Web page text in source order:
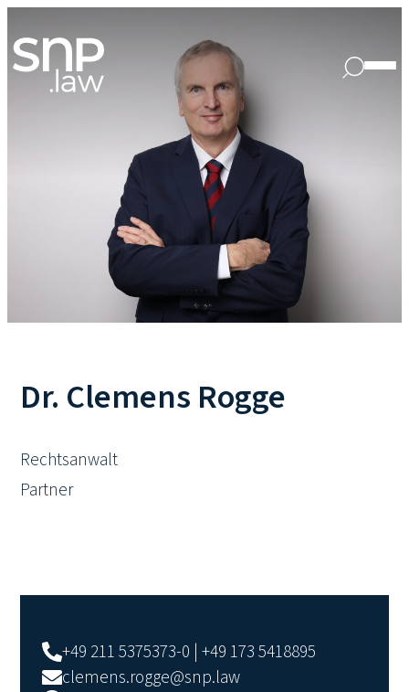
Dr. Clemens Rogge
Rechtsanwalt
Partner
+49 211 5375373-0 | +49 173 5418895
clemens.rogge@snp.law